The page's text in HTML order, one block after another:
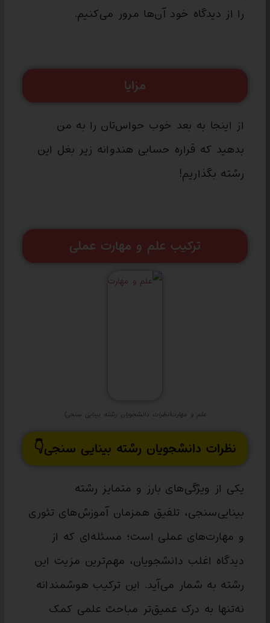
را از دیدگاه خود آن‌ها مرور می‌کنیم‌.
مزایا
از اینجا به بعد خوب حواس‌تان را به من
بدهید که قراره حسابی هندوانه زیر بغل این
رشته بگذاریم!
ترکیب علم و مهارت عملی
علم و مهارت(نظرات دانشجویان رشته بینایی سنجی)
نظرات دانشجویان رشته بینایی سنجی👇
یکی از ویژگی‌های بارز و متمایز رشته
بینایی‌سنجی، تلفیق همزمان آموزش‌های تئوری
و مهارت‌های عملی است؛ مسئله‌ای که از
دیدگاه اغلب دانشجویان، مهم‌ترین مزیت این
رشته به شمار می‌آید. این ترکیب هوشمندانه
نه‌تنها به درک عمیق‌تر مباحث علمی کمک